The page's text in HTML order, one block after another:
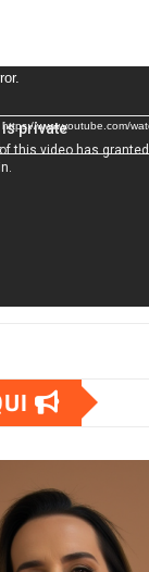
www.youtube.com/